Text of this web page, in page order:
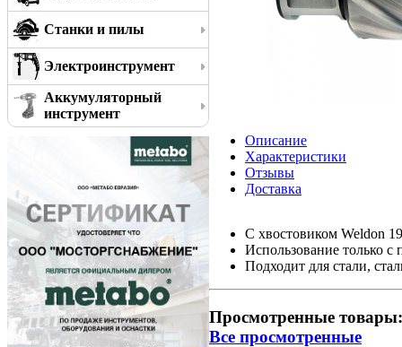
Станки и пилы
Электроинструмент
Аккумуляторный
инструмент
Описание
Характеристики
Отзывы
Доставка
С хвостовиком Weldon
Использование только
Подходит для стали,
Просмотренные товары:
Все просмотренные